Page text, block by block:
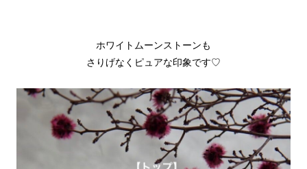
ホワイトムーンストーンも
さりげなくピュアな印象です♡